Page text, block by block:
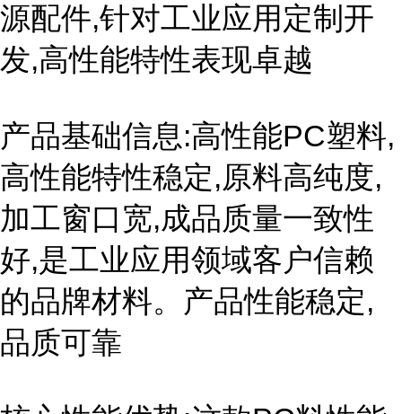
源配件,针对工业应用定制开
发,高性能特性表现卓越
产品基础信息:高性能PC塑料,
高性能特性稳定,原料高纯度,
加工窗口宽,成品质量一致性
好,是工业应用领域客户信赖
的品牌材料。产品性能稳定,
品质可靠